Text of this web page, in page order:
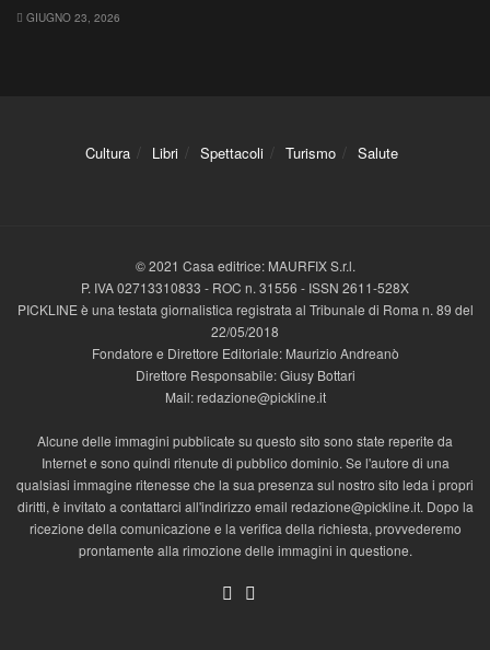
GIUGNO 23, 2026
Cultura Libri Spettacoli Turismo Salute
© 2021 Casa editrice: MAURFIX S.r.l.
P. IVA 02713310833 - ROC n. 31556 - ISSN 2611-528X
PICKLINE è una testata giornalistica registrata al Tribunale di Roma n. 89 del
22/05/2018
Fondatore e Direttore Editoriale: Maurizio Andreanò
Direttore Responsabile: Giusy Bottari
Mail: redazione@pickline.it
Alcune delle immagini pubblicate su questo sito sono state reperite da
Internet e sono quindi ritenute di pubblico dominio. Se l'autore di una
qualsiasi immagine ritenesse che la sua presenza sul nostro sito leda i propri
diritti, è invitato a contattarci all'indirizzo email redazione@pickline.it. Dopo la
ricezione della comunicazione e la verifica della richiesta, provvederemo
prontamente alla rimozione delle immagini in questione.